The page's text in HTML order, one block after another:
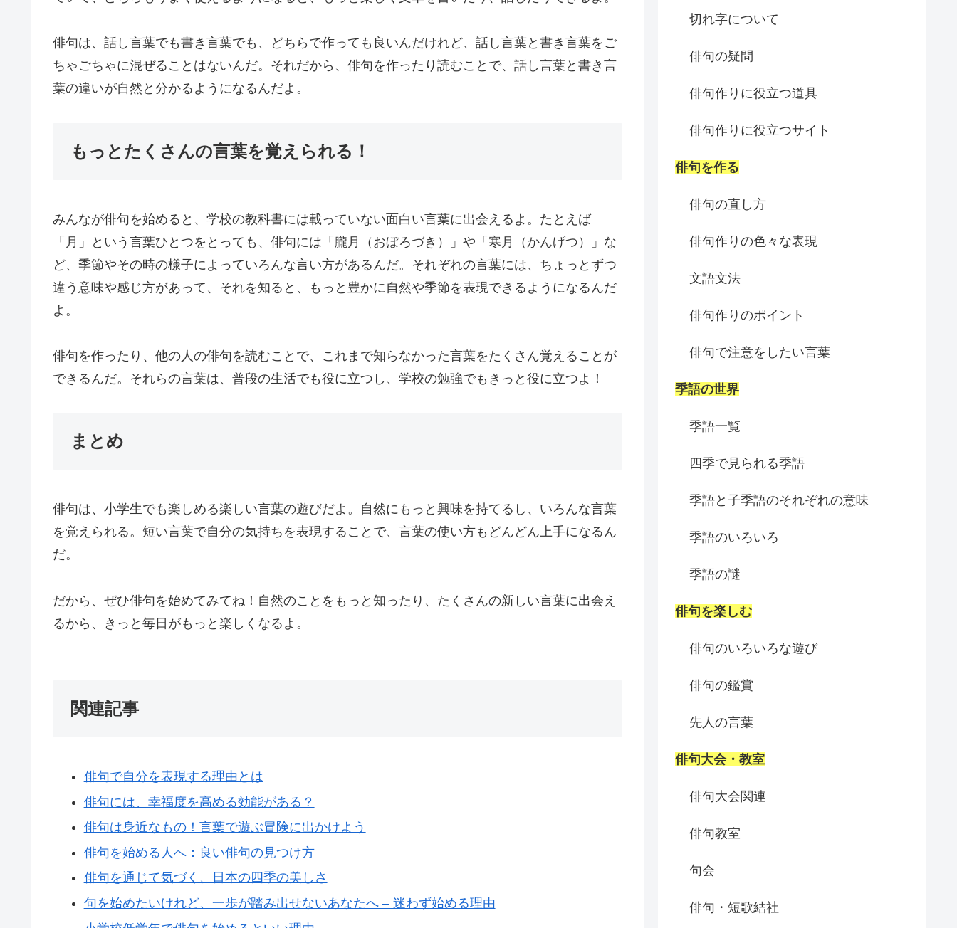
俳句は、話し言葉でも書き言葉でも、どちらで作っても良いんだけれど、話し言葉と書き言葉をご
ちゃごちゃに混ぜることはないんだ。それだから、俳句を作ったり読むことで、話し言葉と書き言
葉の違いが自然と分かるようになるんだよ。
もっとたくさんの言葉を覚えられる！
みんなが俳句を始めると、学校の教科書には載っていない面白い言葉に出会えるよ。たとえば
「月」という言葉ひとつをとっても、俳句には「朧月（おぼろづき）」や「寒月（かんげつ）」な
ど、季節やその時の様子によっていろんな言い方があるんだ。それぞれの言葉には、ちょっとずつ
違う意味や感じ方があって、それを知ると、もっと豊かに自然や季節を表現できるようになるんだ
よ。
俳句を作ったり、他の人の俳句を読むことで、これまで知らなかった言葉をたくさん覚えることが
できるんだ。それらの言葉は、普段の生活でも役に立つし、学校の勉強でもきっと役に立つよ！
まとめ
俳句は、小学生でも楽しめる楽しい言葉の遊びだよ。自然にもっと興味を持てるし、いろんな言葉
を覚えられる。短い言葉で自分の気持ちを表現することで、言葉の使い方もどんどん上手になるん
だ。
だから、ぜひ俳句を始めてみてね！自然のことをもっと知ったり、たくさんの新しい言葉に出会え
るから、きっと毎日がもっと楽しくなるよ。
関連記事
俳句で自分を表現する理由とは
俳句には、幸福度を高める効能がある？
俳句は身近なもの！言葉で遊ぶ冒険に出かけよう
俳句を始める人へ：良い俳句の見つけ方
俳句を通じて気づく、日本の四季の美しさ
句を始めたいけれど、一歩が踏み出せないあなたへ – 迷わず始める理由
切れ字について
俳句の疑問
俳句作りに役立つ道具
俳句作りに役立つサイト
俳句を作る
俳句の直し方
俳句作りの色々な表現
文語文法
俳句作りのポイント
俳句で注意をしたい言葉
季語の世界
季語一覧
四季で見られる季語
季語と子季語のそれぞれの意味
季語のいろいろ
季語の謎
俳句を楽しむ
俳句のいろいろな遊び
俳句の鑑賞
先人の言葉
俳句大会・教室
俳句大会関連
俳句教室
句会
俳句・短歌結社